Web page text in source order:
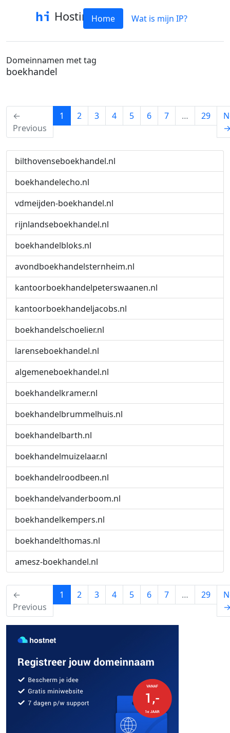
HostinfoHome Wat is mijn IP?
Domeinnamen met tag
boekhandel
←
Previous
1 (current)
2 3 4 5 6 7 … 29
bilthovenseboekhandel.nl
boekhandelecho.nl
vdmeijden-boekhandel.nl
rijnlandseboekhandel.nl
boekhandelbloks.nl
avondboekhandelsternheim.nl
kantoorboekhandelpeterswaanen.nl
kantoorboekhandeljacobs.nl
boekhandelschoelier.nl
larenseboekhandel.nl
algemeneboekhandel.nl
boekhandelkramer.nl
boekhandelbrummelhuis.nl
boekhandelbarth.nl
boekhandelmuizelaar.nl
boekhandelroodbeen.nl
boekhandelvanderboom.nl
boekhandelkempers.nl
boekhandelthomas.nl
amesz-boekhandel.nl
←
Previous
1 (current)
2 3 4 5 6 7 … 29